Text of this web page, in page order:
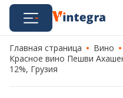
Главная страница Вино
Красное вино Пешви
12%, Грузия